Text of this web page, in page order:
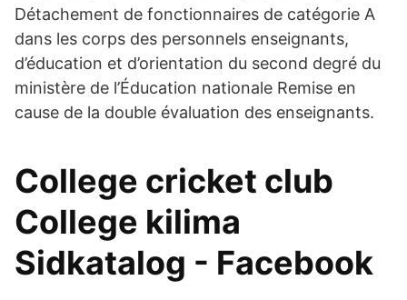
Détachement de fonctionnaires de catégorie A
dans les corps des personnels enseignants,
d’éducation et d’orientation du second degré du
ministère de l’Éducation nationale Remise en
cause de la double évaluation des enseignants.
College cricket club
College kilima
Sidkatalog - Facebook